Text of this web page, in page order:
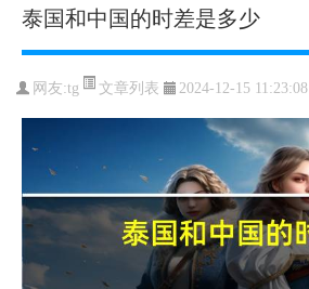
泰国和中国的时差是多少
网友:tg 文章列表 2024-12-15 11:23:08